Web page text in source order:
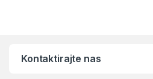
Kontaktirajte nas